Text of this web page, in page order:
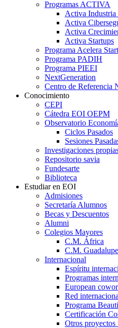
Programas ACTIVA
Activa Industria
Activa
Activa
Activa Startups
Programa Acelera
Programa PADIH
Programa PIEEI
NextGeneration
Centro de Referencia
Conocimiento
CEPI
Cátedra EOI OEPM
Observatorio
Ciclos Pasados
Sesiones
Investigaciones
Repositorio savia
Fundesarte
Biblioteca
Estudiar en EOI
Admisiones
Secretaría Alumnos
Becas y Descuentos
Alumni
Colegios Mayores
C.M. África
C.M. Guadalupe
Internacional
Espíritu
Programas
European
Red
Programa
Certificación
Otros proyectos